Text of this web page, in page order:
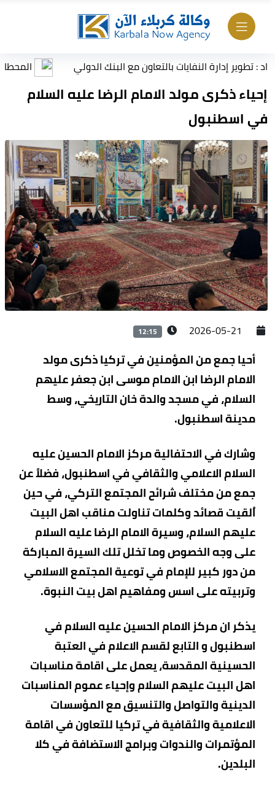
إدارة النفايات بالتعاون مع البنك الدولي المحطات
إحياء ذكرى مولد الامام الرضا عليه السلام
في اسطنبول
2026-05-21
12:15
أحيا جمع من المؤمنين في تركيا ذكرى مولد
الامام الرضا ابن الامام موسى ابن جعفر عليهم
السلام، في مسجد والدة خان التاريخي، وسط
مدينة اسطنبول.
وشارك في الاحتفالية مركز الامام الحسين عليه
السلام الاعلامي والثقافي في اسطنبول، فضلاً عن
جمع من مختلف شرائح المجتمع التركي، في حين
اُلقيت قصائد وكلمات تناولت مناقب اهل البيت
عليهم السلام، وسيرة الامام الرضا عليه السلام
على وجه الخصوص وما تخلل تلك السيرة المباركة
من دور كبير للإمام في توعية المجتمع الاسلامي
وتربيته على اسس ومفاهيم اهل بيت النبوة.
يذكر ان مركز الامام الحسين عليه السلام في
اسطنبول و التابع لقسم الاعلام في العتبة
الحسينية المقدسة، يعمل على اقامة مناسبات
اهل البيت عليهم السلام وإحياء عموم المناسبات
الدينية والتواصل والتنسيق مع المؤسسات
الاعلامية والثقافية في تركيا للتعاون في اقامة
المؤتمرات والندوات وبرامج الاستضافة في كلا
البلدين.